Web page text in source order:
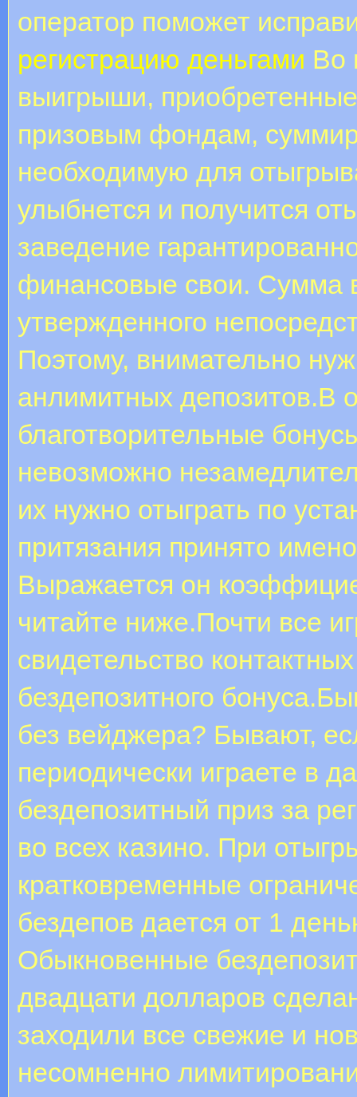
оператор поможет
регистрацию деньгами Во
выигрыши,
призовым фондам,
необходимую для
улыбнется и получится
заведение
финансовые свои. Сумма
утвержденного
Поэтому, внимательно
анлимитных депозитов.В
благотворительные
невозможно
их нужно отыграть по
притязания принято
Выражается он
читайте ниже.Почти все
свидетельство
бездепозитного
без вейджера? Бывают,
периодически играете в
бездепозитный приз за
во всех казино. При
кратковременные
бездепов дается от 1
Обыкновенные
двадцати долларов
заходили все свежие и
несомненно